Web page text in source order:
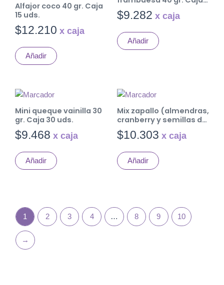
Alfajor coco 40 gr. Caja
15 uds.
$12.210
Añadir
15 uds.
$9.282
Añadir
Mini queque vainilla 30
gr. Caja 30 uds.
$9.468
Añadir
Mix zapallo (almendras,
cranberry y semillas de
zapallo) 35 gr. Caja 20
uds.
$10.303
Añadir
1 2 3 4 … 8 9 10
→